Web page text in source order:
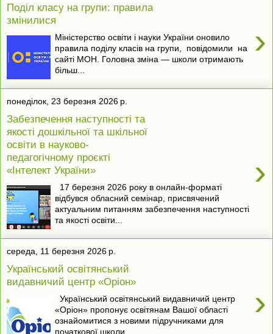
Поділ класу на групи: правила
змінилися
›
Міністерство освіти і науки України оновило
правила поділу класів на групи, повідомили на
сайті МОН. Головна зміна — школи отримають
більш...
понеділок, 23 березня 2026 р.
Забезпечення наступності та
якості дошкільної та шкільної
освіти в науково-
педагогічному проєкті
«Інтелект України»
›
17 березня 2026 року в онлайн-форматі
відбувся обласний семінар, присвячений
актуальним питанням забезпечення наступності
та якості освіти...
середа, 11 березня 2026 р.
Український освітянський
видавничий центр «Оріон»
›
Український освітянський видавничий центр
«Оріон» пропонує освітянам Вашої області
ознайомитися з новими підручниками для
початкової школи...